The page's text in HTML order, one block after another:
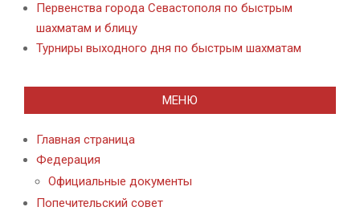
Первенства города Севастополя по быстрым
шахматам и блицу
Турниры выходного дня по быстрым шахматам
МЕНЮ
Главная страница
Федерация
Официальные документы
Попечительский совет